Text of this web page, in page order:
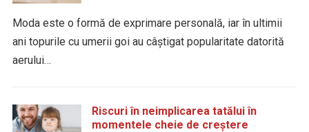
Moda este o formă de exprimare personală, iar în ultimii
ani topurile cu umerii goi au câștigat popularitate datorită
aerului…
Riscuri în neimplicarea tatălui în
momentele cheie de creștere